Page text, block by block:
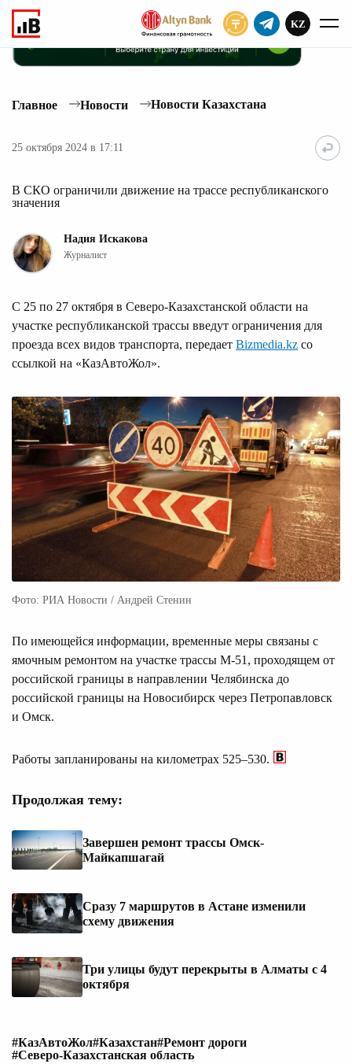
KZ
Главное Новости Новости Казахстана
25 октября 2024 в 17:11
В СКО ограничили движение на трассе республиканского
значения
Надия Искакова
Журналист
С 25 по 27 октября в Северо-Казахстанской области на
участке республиканской трассы введут ограничения для
проезда всех видов транспорта, передает Bizmedia.kz со
ссылкой на «КазАвтоЖол».
Фото: РИА Новости / Андрей Стенин
По имеющейся информации, временные меры связаны с
ямочным ремонтом на участке трассы М-51, проходящем от
российской границы в направлении Челябинска до
российской границы на Новосибирск через Петропавловск
и Омск.
Работы запланированы на километрах 525–530.
Продолжая тему:
Завершен ремонт трассы Омск-
Майкапшагай
Сразу 7 маршрутов в Астане изменили
схему движения
Три улицы будут перекрыты в Алматы с 4
октября
#КазАвтоЖол#Казахстан#Ремонт дороги
#Северо-Казахстанская область